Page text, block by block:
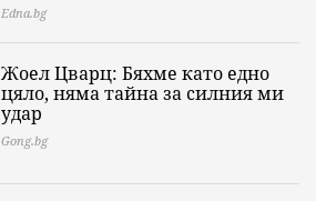
Edna.bg
Жоел Цварц: Бяхме като едно
цяло, няма тайна за силния ми
удар
Gong.bg